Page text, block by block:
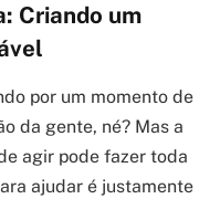
Criando um
por um momento de
da gente, né? Mas a
agir pode fazer toda
ajudar é justamente